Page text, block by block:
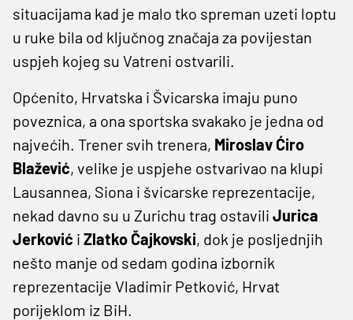
situacijama kad je malo tko spreman uzeti loptu
u ruke bila od ključnog značaja za povijestan
uspjeh kojeg su Vatreni ostvarili.
Općenito, Hrvatska i Švicarska imaju puno
poveznica, a ona sportska svakako je jedna od
najvećih. Trener svih trenera, Miroslav Ćiro
Blažević, velike je uspjehe ostvarivao na klupi
Lausannea, Siona i švicarske reprezentacije,
nekad davno su u Zurichu trag ostavili Jurica
Jerković i Zlatko Čajkovski, dok je posljednjih
nešto manje od sedam godina izbornik
reprezentacije Vladimir Petković, Hrvat
porijeklom iz BiH.